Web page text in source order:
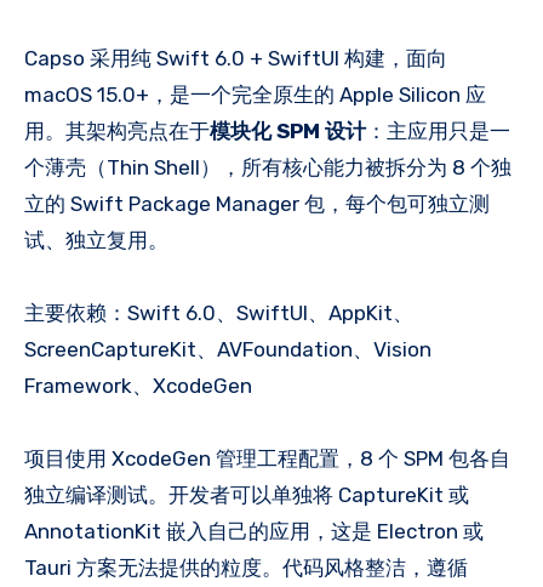
Capso 采用纯 Swift 6.0 + SwiftUI 构建，面向
macOS 15.0+，是一个完全原生的 Apple Silicon 应
用。其架构亮点在于模块化 SPM 设计：主应用只是一
个薄壳（Thin Shell），所有核心能力被拆分为 8 个独
立的 Swift Package Manager 包，每个包可独立测
试、独立复用。
主要依赖：Swift 6.0、SwiftUI、AppKit、
ScreenCaptureKit、AVFoundation、Vision
Framework、XcodeGen
项目使用 XcodeGen 管理工程配置，8 个 SPM 包各自
独立编译测试。开发者可以单独将 CaptureKit 或
AnnotationKit 嵌入自己的应用，这是 Electron 或
Tauri 方案无法提供的粒度。代码风格整洁，遵循